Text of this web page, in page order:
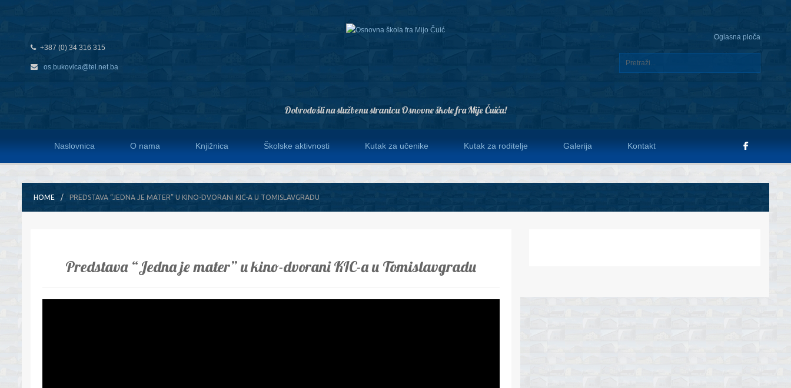
+387 (0) 34 316 315
os.bukovica@tel.net.ba
Oglasna ploča
Dobrodošli na službenu stranicu Osnovne škole fra Mije Čuića!
Naslovnica O nama Knjižnica Školske aktivnosti Kutak za učenike Kutak za roditelje Galerija Kontakt
HOME PREDSTAVA “JEDNA JE MATER” U KINO-DVORANI KIC-A U TOMISLAVGRADU
Predstava “Jedna je mater” u kino-dvorani KIC-a u Tomislavgradu